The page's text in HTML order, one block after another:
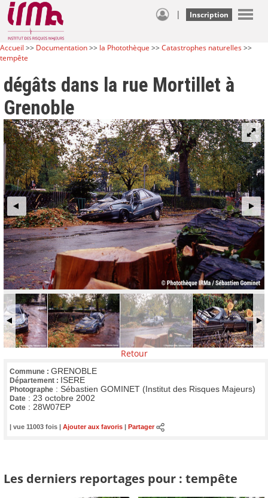
| Inscription
Accueil >> Documentation>> la Photothèque >>Catastrophes naturelles>>
tempête
dégâts dans la rue Mortillet à
Grenoble
Retour
Commune : GRENOBLE
Département : ISERE
Photographe : Sébastien GOMINET (Institut des Risques Majeurs)
Date : 23 octobre 2002
Cote : 28W07EP
| vue 11003 fois | Ajouter aux favoris Partager
Les derniers reportages pour : tempête